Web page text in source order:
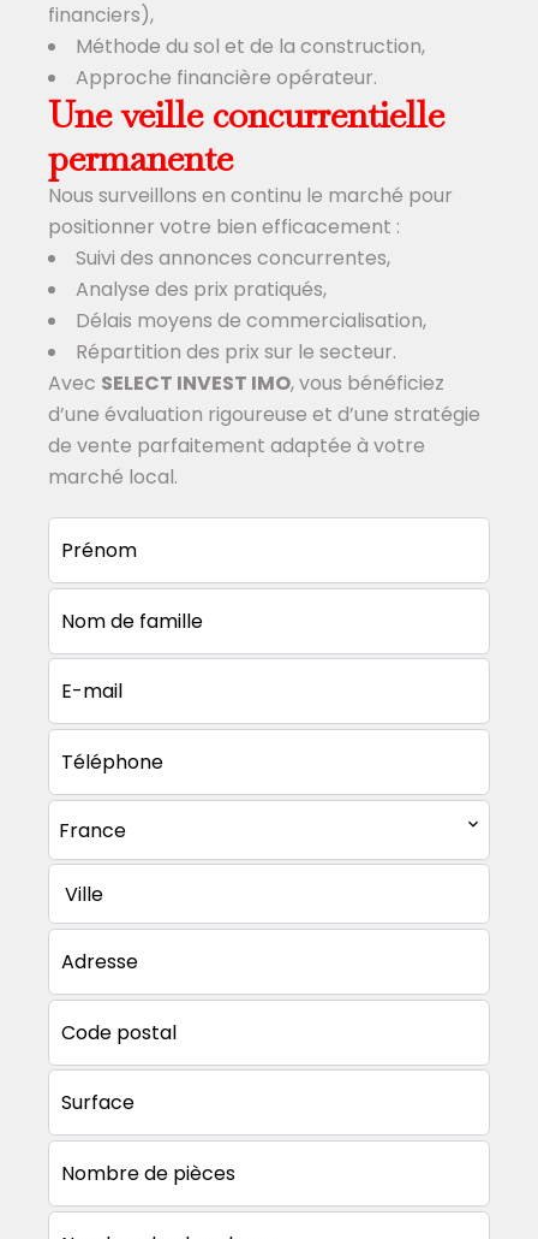
financiers),
Méthode du sol et de la construction,
Approche financière opérateur.
Une veille concurrentielle
permanente
Nous surveillons en continu le marché pour
positionner votre bien efficacement :
Suivi des annonces concurrentes,
Analyse des prix pratiqués,
Délais moyens de commercialisation,
Répartition des prix sur le secteur.
Avec SELECT INVEST IMO, vous bénéficiez
d’une évaluation rigoureuse et d’une stratégie
de vente parfaitement adaptée à votre
marché local.
France
Ville